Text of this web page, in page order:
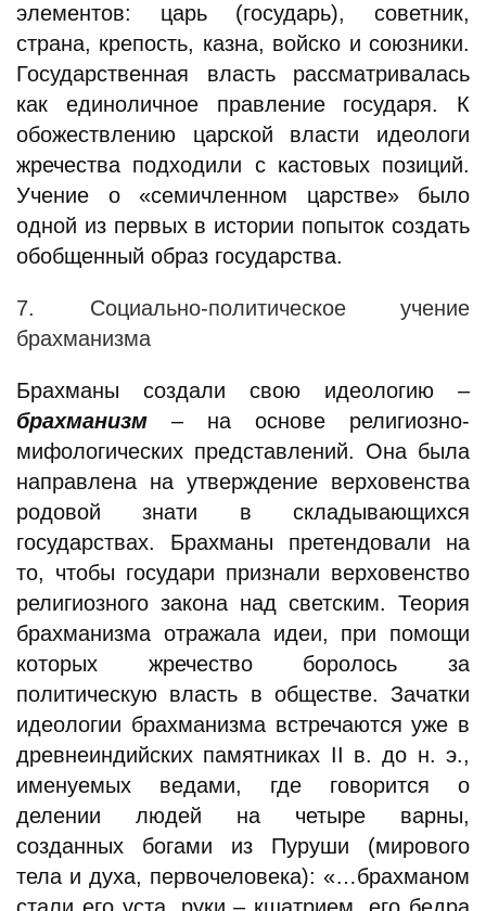
элементов: царь (государь), советник,
страна, крепость, казна, войско и союзники.
Государственная власть рассматривалась
как единоличное правление государя. К
обожествлению царской власти идеологи
жречества подходили с кастовых позиций.
Учение о «семичленном царстве» было
одной из первых в истории попыток создать
обобщенный образ государства.
7. Социально-политическое учение
брахманизма
Брахманы создали свою идеологию –
брахманизм – на основе религиозно-
мифологических представлений. Она была
направлена на утверждение верховенства
родовой знати в складывающихся
государствах. Брахманы претендовали на
то, чтобы государи признали верховенство
религиозного закона над светским. Теория
брахманизма отражала идеи, при помощи
которых жречество боролось за
политическую власть в обществе. Зачатки
идеологии брахманизма встречаются уже в
древнеиндийских памятниках II в. до н. э.,
именуемых ведами, где говорится о
делении людей на четыре варны,
созданных богами из Пуруши (мирового
тела и духа, первочеловека): «…брахманом